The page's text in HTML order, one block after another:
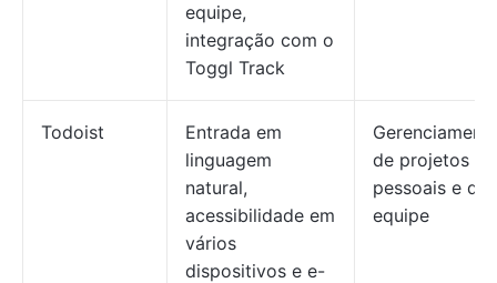
equipe,
integração com o
Toggl Track
Todoist
Entrada em
linguagem
natural,
acessibilidade em
vários
dispositivos e e-
de projetos
pessoais e de
equipe